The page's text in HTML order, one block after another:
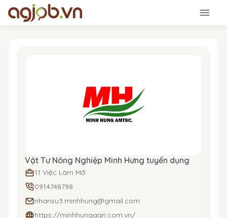
Vật Tư Nông Nghiệp Minh Hưng tuyển dụng
11 Việc Làm Mở
0914748798
nhansu3.minhhung@gmail.com
https://minhhungagri.com.vn/